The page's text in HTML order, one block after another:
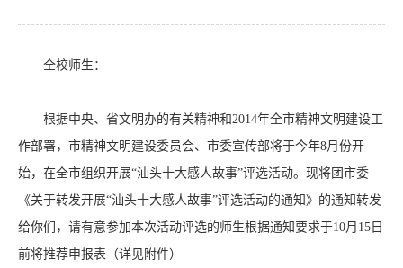
全校师生：
根据中央、省文明办的有关精神和2014年全市精神文明建设工
作部署，市精神文明建设委员会、市委宣传部将于今年8月份开
始，在全市组织开展“汕头十大感人故事”评选活动。现将团市委
《关于转发开展“汕头十大感人故事”评选活动的通知》的通知转发
给你们，请有意参加本次活动评选的师生根据通知要求于10月 15 日
前将推荐申报表（详见附件）